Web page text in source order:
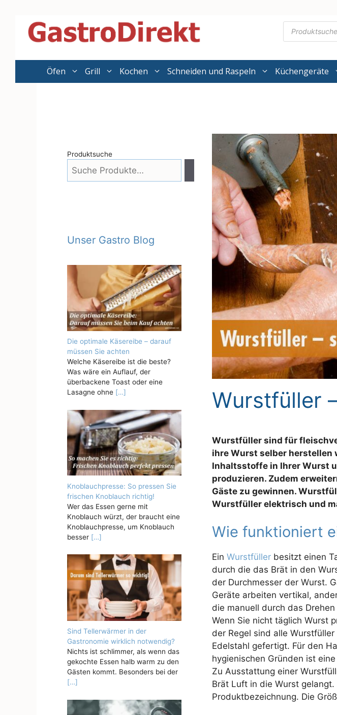
Zum
Inhalt
Products
search
Öfen Grill Kochen Schneiden und Raspeln Küchengeräte
Wurstfüller
Wurstfüller sind für
ihre Wurst selber herstellen
Inhaltsstoffe in Ihrer Wurst
produzieren. Zudem
Gäste zu gewinnen.
Wurstfüller elektrisch und
Wie funktioniert
Ein Wurstfüller besitzt einen
durch die das Brät in den
der Durchmesser der Wurst.
Geräte arbeiten vertikal,
die manuell durch das
Wenn Sie nicht täglich Wurst
der Regel sind alle
Edelstahl gefertigt. Für den
hygienischen Gründen ist
Zu Ausstattung einer
Brät Luft in die Wurst
Produktbezeichnung. Die
Produktsuche
Unser Gastro Blog
Die optimale Käsereibe – darauf
müssen Sie achten
Welche Käsereibe ist die beste?
Was wäre ein Auflauf, der
überbackene Toast oder eine
Lasagne ohne […]
Knoblauchpresse: So pressen Sie
frischen Knoblauch richtig!
Wer das Essen gerne mit
Knoblauch würzt, der braucht eine
Knoblauchpresse, um Knoblauch
besser […]
Sind Tellerwärmer in der
Gastronomie wirklich notwendig?
Nichts ist schlimmer, als wenn das
gekochte Essen halb warm zu den
Gästen kommt. Besonders bei der
[…]